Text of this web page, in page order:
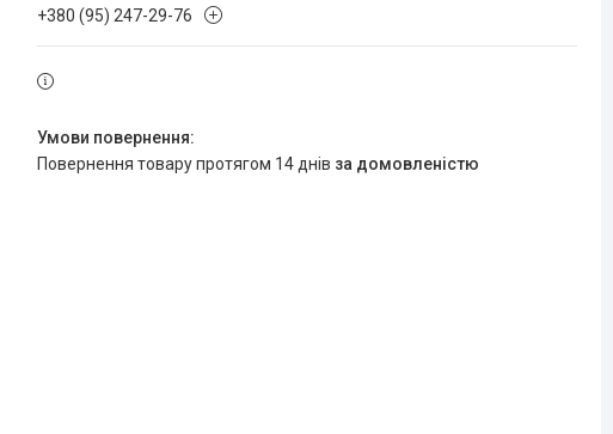
+380 (95) 247-29-76
повернення товару протягом 14 днів за домовленістю